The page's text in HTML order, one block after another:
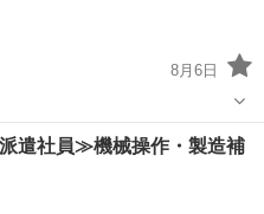
8月6日
ィオ AirPods Pro
遣社員≫機械操作・製造補